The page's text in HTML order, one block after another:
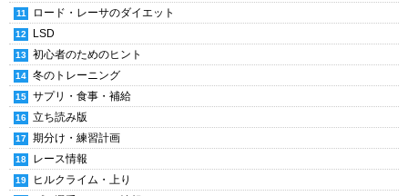
ロード・レーサのダイエット
LSD
初心者のためのヒント
冬のトレーニング
サプリ・食事・補給
立ち読み版
期分け・練習計画
レース情報
ヒルクライム・上り